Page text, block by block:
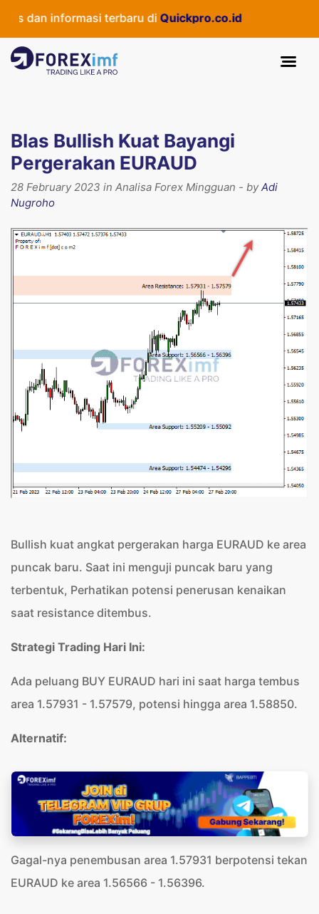
dan informasi terbaru diQuickpro.co.id
BIas Bullish Kuat Bayangi
Pergerakan EURAUD
28 February 2023 in Analisa Forex Mingguan - byAdi
Nugroho
Bullish kuat angkat pergerakan harga EURAUD ke area
puncak baru. Saat ini menguji puncak baru yang
terbentuk, Perhatikan potensi penerusan kenaikan
saat resistance ditembus.
Strategi Trading Hari Ini:
Ada peluang BUY EURAUD hari ini saat harga tembus
area 1.57931 - 1.57579, potensi hingga area 1.58850.
Alternatif:
Gagal-nya penembusan area 1.57931 berpotensi tekan
EURAUD ke area 1.56566 - 1.56396.